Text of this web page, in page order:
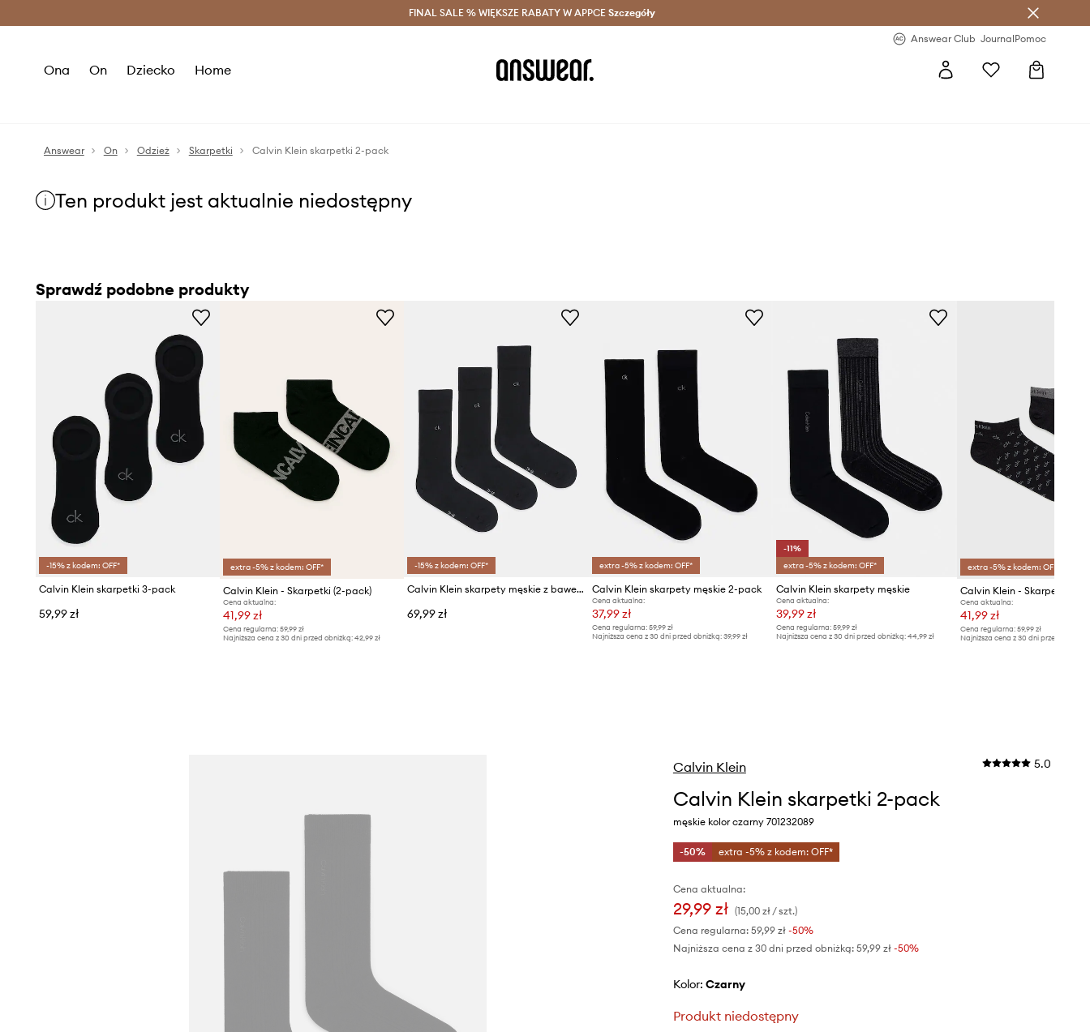
Oszczędzaj z Answear Club > Dostawa nawet w 24h >
FINAL SALE % WIĘKSZE RABATY W APPCE Szczegóły
Answear Club JournalPomoc
Ona On Dziecko Home
Answear On Odzież Skarpetki Calvin Klein skarpetki 2-pack
Ten produkt jest aktualnie niedostępny
Sprawdź podobne produkty
-15% z kodem: OFF*
Calvin Klein skarpetki 3-pack
59,99 zł
extra -5% z kodem: OFF*
Calvin Klein - Skarpetki (2-pack)
Cena aktualna:
41,99 zł
Cena regularna:59,99 zł
Najniższa cena z 30 dni przed obniżką:42,99 zł
-15% z kodem: OFF*
Calvin Klein skarpety męskie z bawełną 3-pack
69,99 zł
extra -5% z kodem: OFF*
Calvin Klein skarpety męskie 2-pack
Cena aktualna:
37,99 zł
Cena regularna: 59,99 zł
Najniższa cena z 30 dni przed obniżką: 39,99 zł
-11%
extra -5% z kodem: OFF*
Calvin Klein skarpety męskie
Cena aktualna:
39,99 zł
Cena regularna:59,99 zł
Najniższa cena z 30 dni przed obniżką:44,99 zł
extra -5% z kodem: OFF*
Calvin Klein - Skarpetki (2-
Cena aktualna:
41,99 zł
Cena regularna: 59,99 zł
Najniższa cena z 30 dni przed obniżką:
Calvin Klein 5.0
Calvin Klein skarpetki 2-pack
męskie kolor czarny 701232089
-50% extra -5% z kodem: OFF*
Cena aktualna:
29,99 zł (15,00 zł / szt.)
Cena regularna: 59,99 zł-50%
Najniższa cena z 30 dni przed obniżką: 59,99 zł -50%
Kolor: czarny
Produkt niedostępny